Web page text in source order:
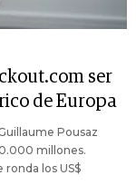
ser
de Europa
Pousaz
millones.
ronda los US$